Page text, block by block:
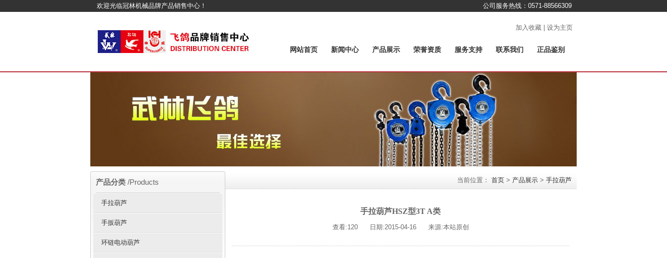
公司服务热线：0571-88566309
欢迎光临冠林机械品牌产品销售中心！
加入收藏 | 设为主页
网站首页 新闻中心 产品展示 荣誉资质 服务支持 联系我们 正品鉴别
当前位置： 首页 > 产品展示 > 手拉葫芦
手拉葫芦HSZ型3T A类
查看:120 日期:2015-04-16 来源:本站原创
产品分类 /Products
手拉葫芦
手扳葫芦
环链电动葫芦